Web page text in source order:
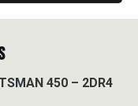
450 – 2DR4